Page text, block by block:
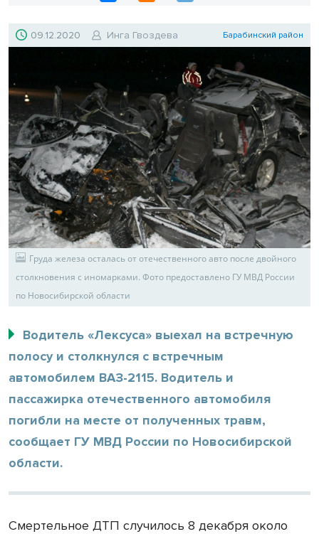
09.12.2020 Инга Гвоздева Барабинский район
Груда железа осталась от отечественного авто после двойного
столкновения с иномарками. Фото предоставлено ГУ МВД России
по Новосибирской области
Водитель «Лексуса» выехал на встречную
полосу и столкнулся с встречным
автомобилем ВАЗ-2115. Водитель и
пассажирка отечественного автомобиля
погибли на месте от полученных травм,
сообщает ГУ МВД России по Новосибирской
области.
Смертельное ДТП случилось 8 декабря около